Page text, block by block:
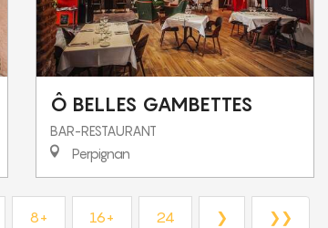
Ô BELLES GAMBETTES
BAR-RESTAURANT
Perpignan
8+ 16+ 24 ❯ ❯❯